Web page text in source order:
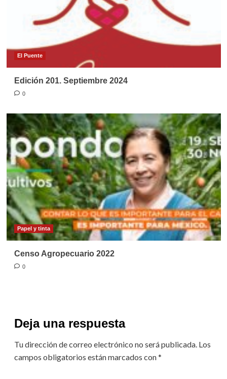
El Puente
Edición 201. Septiembre 2024
0
Papel y tinta
Censo Agropecuario 2022
0
Deja una respuesta
Tu dirección de correo electrónico no será publicada. Los
campos obligatorios están marcados con*